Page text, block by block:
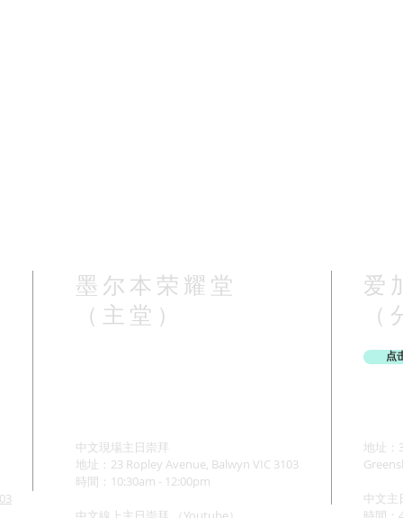
墨尔本荣耀堂
（主堂）
中文現場主日崇拜
地址：23 Ropley Avenue, Balwyn VIC 3103
時間：10:30am - 12:00pm
爱
点
地址：
中文主